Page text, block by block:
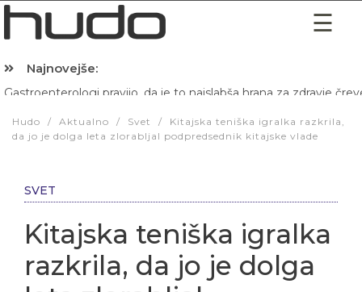
Najnovejše:
Hibernacijska dieta: Zakaj je pred spanjem dobro pojesti žlico
da jo je dolga leta zlorabljal podpredsednik kitajske vlade
Kitajska teniška igralka
razkrila, da jo je dolga
leta zlorabljal